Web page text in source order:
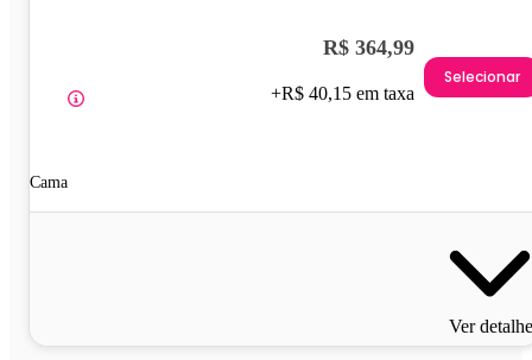
Cama
R$ 364,99
+R$ 40,15 em taxa
Selecionar
Ver